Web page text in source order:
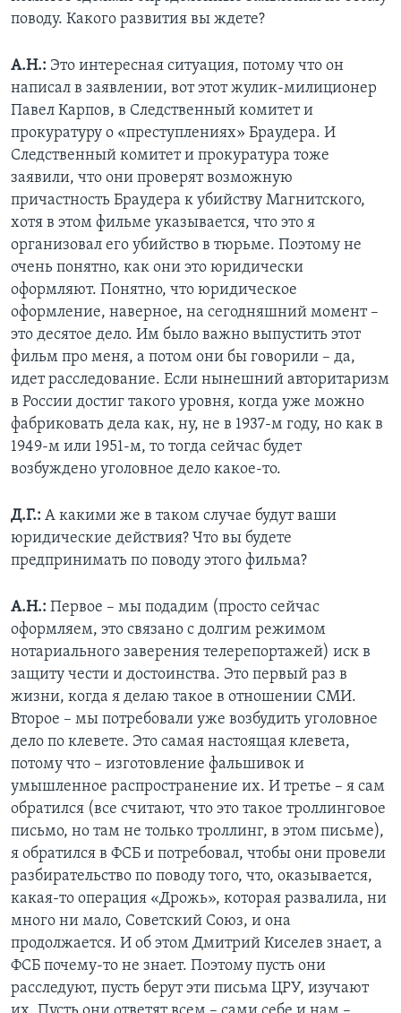
поводу. Какого развития вы ждете?
А.Н.: Это интересная ситуация, потому что он
написал в заявлении, вот этот жулик-милиционер
Павел Карпов, в Следственный комитет и
прокуратуру о «преступлениях» Браудера. И
Следственный комитет и прокуратура тоже
заявили, что они проверят возможную
причастность Браудера к убийству Магнитского,
хотя в этом фильме указывается, что это я
организовал его убийство в тюрьме. Поэтому не
очень понятно, как они это юридически
оформляют. Понятно, что юридическое
оформление, наверное, на сегодняшний момент –
это десятое дело. Им было важно выпустить этот
фильм про меня, а потом они бы говорили – да,
идет расследование. Если нынешний авторитаризм
в России достиг такого уровня, когда уже можно
фабриковать дела как, ну, не в 1937-м году, но как в
1949-м или 1951-м, то тогда сейчас будет
возбуждено уголовное дело какое-то.
Д.Г.: А какими же в таком случае будут ваши
юридические действия? Что вы будете
предпринимать по поводу этого фильма?
А.Н.: Первое – мы подадим (просто сейчас
оформляем, это связано с долгим режимом
нотариального заверения телерепортажей) иск в
защиту чести и достоинства. Это первый раз в
жизни, когда я делаю такое в отношении СМИ.
Второе – мы потребовали уже возбудить уголовное
дело по клевете. Это самая настоящая клевета,
потому что – изготовление фальшивок и
умышленное распространение их. И третье – я сам
обратился (все считают, что это такое троллинговое
письмо, но там не только троллинг, в этом письме),
я обратился в ФСБ и потребовал, чтобы они провели
разбирательство по поводу того, что, оказывается,
какая-то операция «Дрожь», которая развалила, ни
много ни мало, Советский Союз, и она
продолжается. И об этом Дмитрий Киселев знает, а
ФСБ почему-то не знает. Поэтому пусть они
расследуют, пусть берут эти письма ЦРУ, изучают